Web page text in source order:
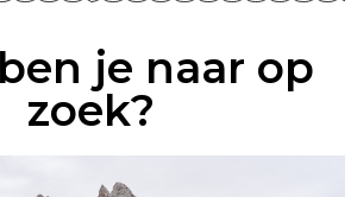
je naar op
zoek?